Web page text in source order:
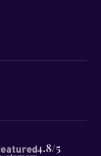
4.8/5